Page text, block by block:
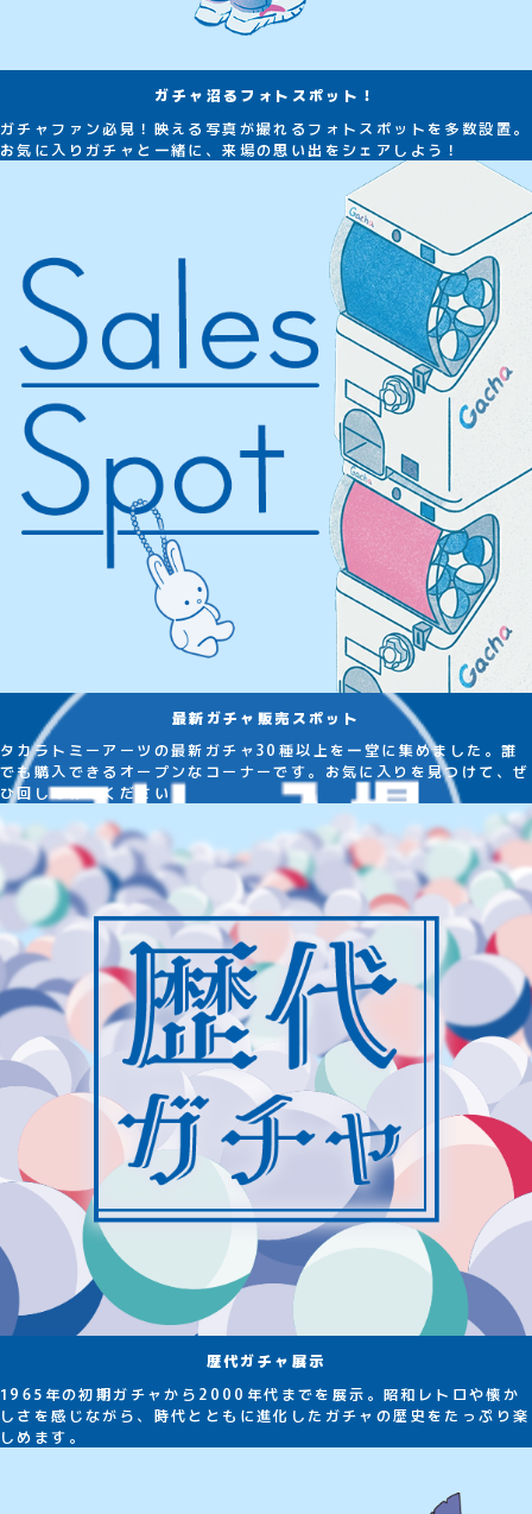
ガチャ沼るフォトスポット！
ガチャファン必見！映える写真が撮れるフォトスポットを多数設置。
お気に入りガチャと一緒に、来場の思い出をシェアしよう！
最新ガチャ販売スポット
タカラトミーアーツの最新ガチャ30種以上を一堂に集めました。誰
でも購入できるオープンなコーナーです。お気に入りを見つけて、ぜ
ひ回してみてください！
歴代ガチャ展示
1965年の初期ガチャから2000年代までを展示。昭和レトロや懐か
しさを感じながら、時代とともに進化したガチャの歴史をたっぷり楽
しめます。